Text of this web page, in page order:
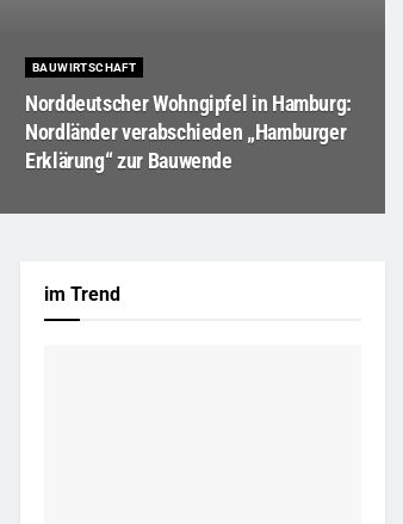
BAUWIRTSCHAFT
Norddeutscher Wohngipfel in Hamburg:
Nordländer verabschieden „Hamburger
Erklärung“ zur Bauwende
im Trend